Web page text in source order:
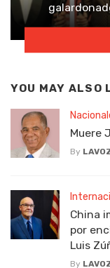
YOU MAY ALSO
Muere
By
China
por
Luis
By